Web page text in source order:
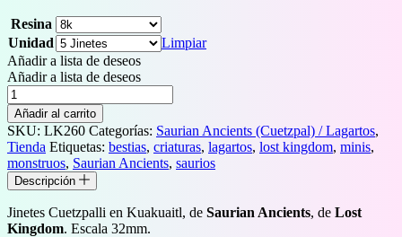
hasta
45,00 €
Resina
Unidad
Limpiar
Añadir a lista de deseos
Añadir a lista de deseos
Jinetes
Cuetzpalli
en
Kuakuaitl
(Kuakuauitl
Cuetzpalli
Riders)
cantidad
Añadir al carrito
SKU: LK260 Categorías: Saurian Ancients (Cuetzpal) / Lagartos,
Tienda Etiquetas: bestias, criaturas, lagartos, lost kingdom, minis,
monstruos, Saurian Ancients, saurios
Descripción
Jinetes Cuetzpalli en Kuakuaitl, de Saurian Ancients, de Lost
Kingdom. Escala 32mm.